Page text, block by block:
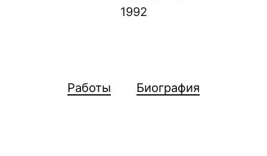
1992
Работы Биография